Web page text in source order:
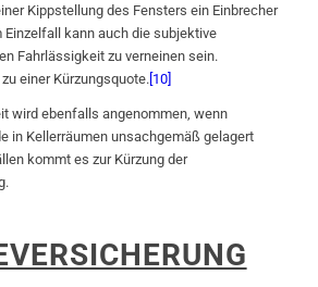
Kippstellung des Fensters ein Einbrecher
Einzelfall kann auch die subjektive
Fahrlässigkeit zu verneinen sein.
einer Kürzungsquote. [10]
wird ebenfalls angenommen, wenn
in Kellerräumen unsachgemäß gelagert
kommt es zur Kürzung der